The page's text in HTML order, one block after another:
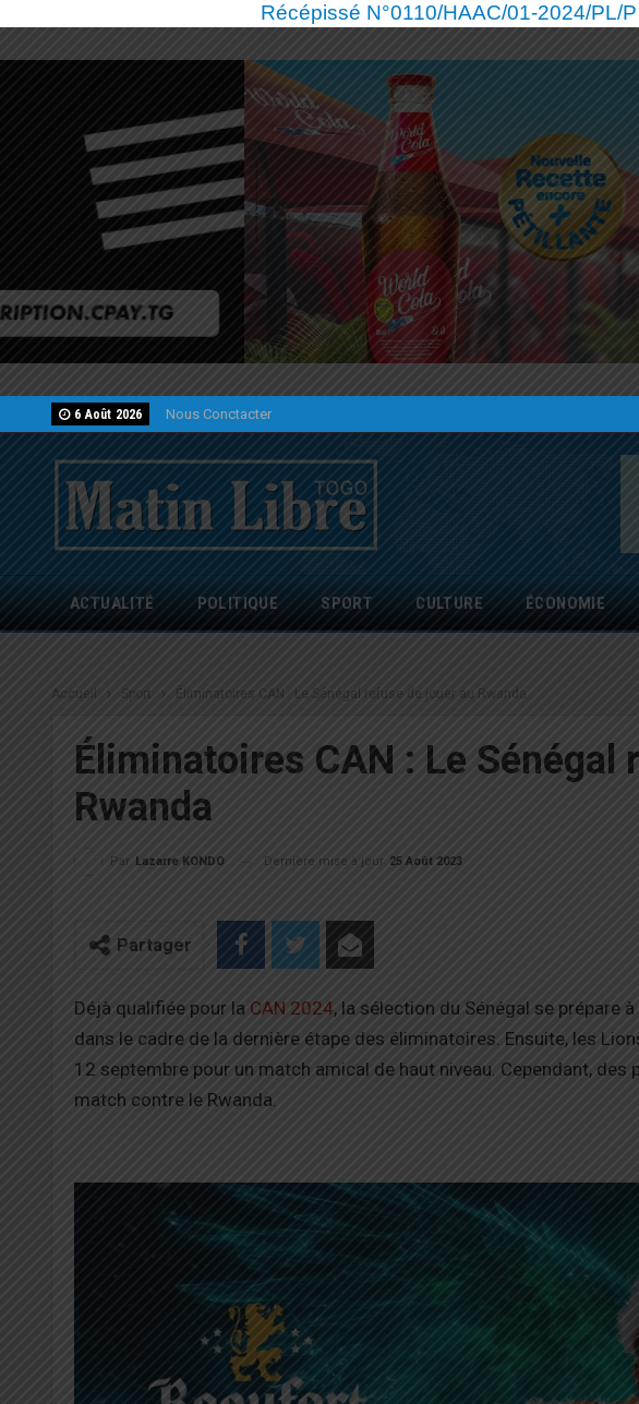
Récépissé N°0110/HAAC/01-2024/PL/
6 Août 2026 Nous Conctacter
ACTUALITÉ POLITIQUE SPORT CULTURE ÉCONOMIE
Accueil Sport Éliminatoires CAN : Le Sénégal refuse de jouer au Rwanda
Éliminatoires CAN : Le Sénégal
Rwanda
Par Lazarre KONDO Dernière mise à jour 25 Août 2023
Partager
Déjà qualifiée pour la CAN 2024, la sélection du Sénégal se prépare
dans le cadre de la dernière étape des éliminatoires. Ensuite, les
12 septembre pour un match amical de haut niveau. Cependant,
match contre le Rwanda.